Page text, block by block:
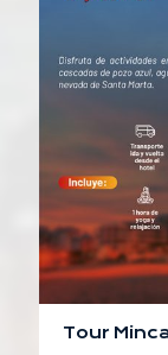
Tour